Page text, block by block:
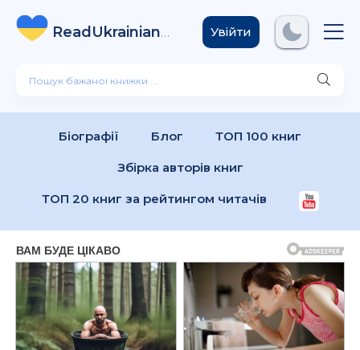
ReadUkrainian
Books .com
Увійти
Біографії Блог ТОП 100 книг
Збірка авторів книг
ТОП 20 книг за рейтингом читачів